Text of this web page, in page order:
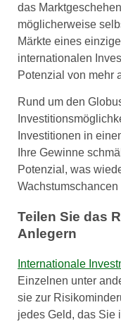
das
möglicherweise
Märkte eines
internationalen
Potenzial von mehr
Rund um den
Investitionen in
Ihre Gewinne
Potenzial, was
Teilen Sie das
Anlegern
Internationale
Einzelnen unter
sie zur
jedes Geld, das Sie